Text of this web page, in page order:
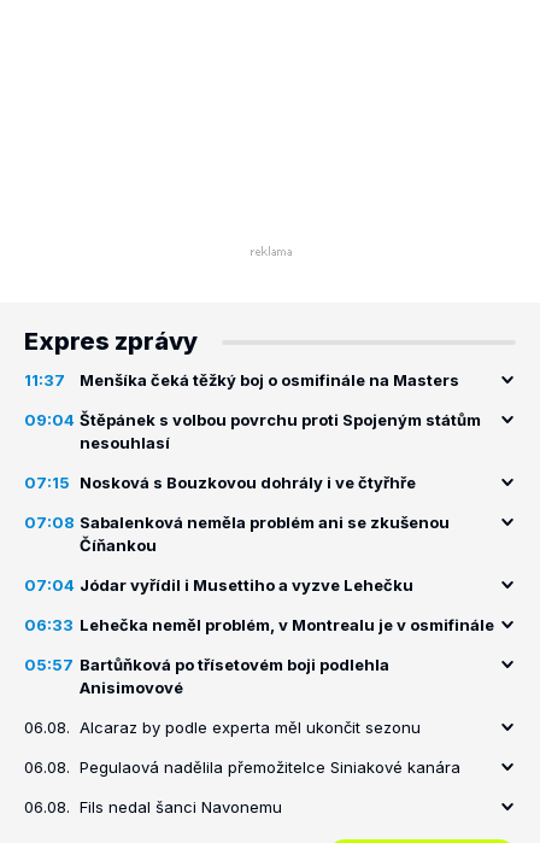
Expres zprávy
11:37 Menšíka čeká těžký boj o osmifinále na Masters
09:04 Štěpánek s volbou povrchu proti Spojeným státům
nesouhlasí
07:15 Nosková s Bouzkovou dohrály i ve čtyřhře
07:08 Sabalenková neměla problém ani se zkušenou
Číňankou
07:04 Jódar vyřídil i Musettiho a vyzve Lehečku
06:33 Lehečka neměl problém, v Montrealu je v osmifinále
05:57 Bartůňková po třísetovém boji podlehla
Anisimovové
06.08. Alcaraz by podle experta měl ukončit sezonu
06.08. Pegulaová nadělila přemožitelce Siniakové kanára
06.08. Fils nedal šanci Navonemu